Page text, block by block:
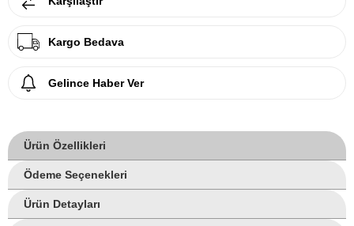
Kargo Bedava
Gelince Haber Ver
Ürün Özellikleri
Ödeme Seçenekleri
Ürün Detayları